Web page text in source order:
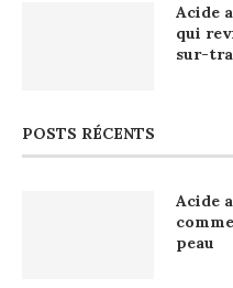
Acide
qui
sur-
POSTS RÉCENTS
Acide
peau